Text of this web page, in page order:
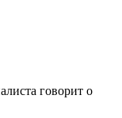
говорит о